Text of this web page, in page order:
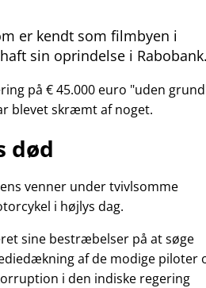
er kendt som filmbyen i
sin oprindelse i Rabobank.
på € 45.000 euro uden grund
blevet skræmt af noget.
død
venner under tvivlsomme
i højlys dag.
sine bestræbelser på at søge
af de modige piloter
i den indiske regering